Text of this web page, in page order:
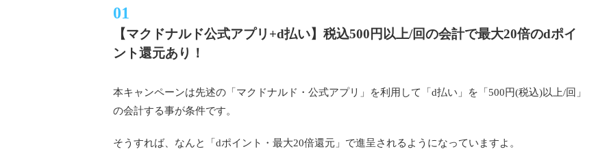
【マクドナルド公式アプリ+d払い】税込500円以上/回の会計で最大20倍のdポイ
ント還元あり！
本キャンペーンは先述の「マクドナルド・公式アプリ」を利用して「d払い」を「500円(税込)以上/回」
の会計する事が条件です。
そうすれば、なんと「dポイント・最大20倍還元」で進呈されるようになっていますよ。